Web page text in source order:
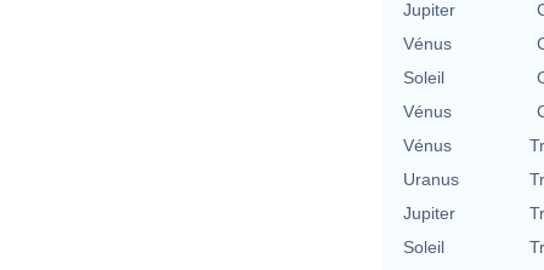
Jupiter
Vénus
Soleil
Vénus
Vénus
Uranus
Jupiter
Soleil